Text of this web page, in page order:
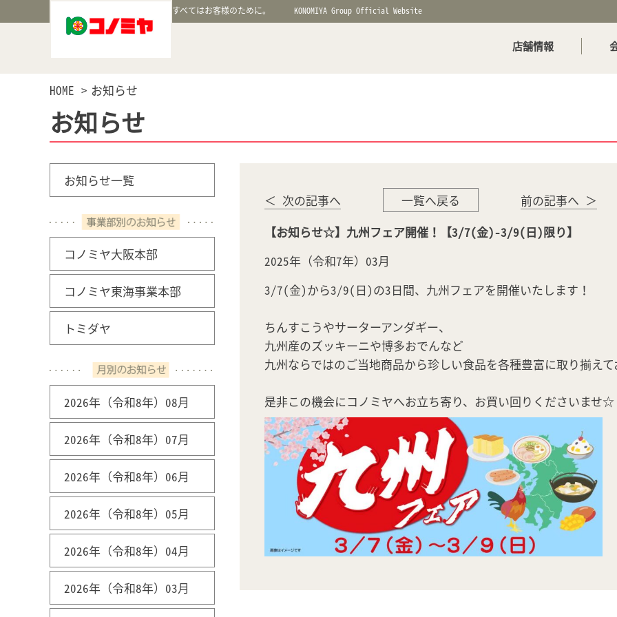
すべてはお客様のために。 KONOMIYA Group Official Website
店舗情報
HOME お知らせ
お知らせ
お知らせ一覧
コノミヤ大阪本部
コノミヤ東海事業本部
トミダヤ
2026年（令和8年）08月
2026年（令和8年）07月
2026年（令和8年）06月
2026年（令和8年）05月
2026年（令和8年）04月
2026年（令和8年）03月
＜ 次の記事へ 一覧へ戻る
前の記事へ ＞
【お知らせ☆】九州フェア開催！【3/7(金)-3/9(日)限り】
2025年（令和7年）03月
3/7(金)から3/9(日)の3日間、九州フェアを開催いたします！
ちんすこうやサーターアンダギー、
九州産のズッキーニや博多おでんなど
九州ならではのご当地商品から珍しい食品を各種豊富に取り揃え
是非この機会にコノミヤへお立ち寄り、お買い回りくださいませ☆